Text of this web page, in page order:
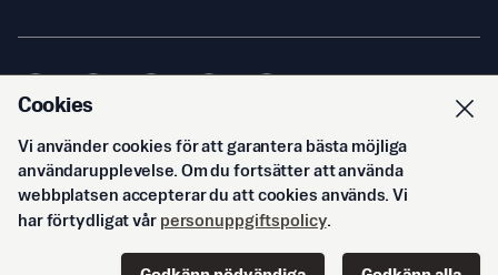
© Svenska Epoch Times AB2026
Cookies
Vi använder cookies för att garantera bästa möjliga
användarupplevelse. Om du fortsätter att använda
webbplatsen accepterar du att cookies används. Vi
har förtydligat vår personuppgiftspolicy.